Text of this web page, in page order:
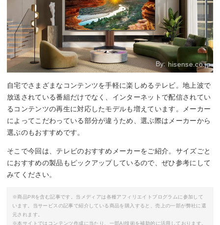
By: hisense.co.jp
自宅でさまざまなコンテンツを手軽に楽しめるテレビ。地上波で
放送されている番組だけでなく、インターネットで配信されてい
るコンテンツの再生に対応したモデルも増えています。メーカー
によってこだわっている部分が違うため、選ぶ際はメーカーから
選ぶのもおすすめです。
そこで今回は、テレビのおすすめメーカーをご紹介。サイズごと
におすすめの製品もピックアップしているので、ぜひ参考にして
みてください。
※商品PRを含む記事です。当メディアは各種アフィリエイトプログラムに参加して
います。当サービスの記事で紹介している商品を購入すると、売上の一部が弊社に還
元されます。
※本サイトではコンテンツ作成に当たり、一部AI技術を補助的に活用しております。